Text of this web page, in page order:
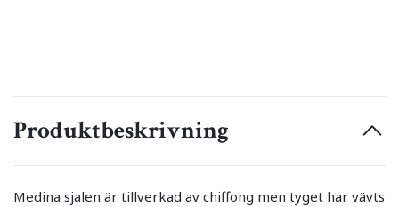
Produktbeskrivning
Medina sjalen är tillverkad av chiffong men tyget har vävts